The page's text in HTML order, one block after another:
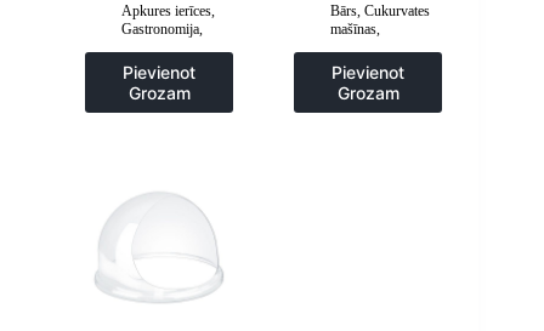
Apkures ierīces
Gastronomija
sildīšanas
plāksnes,Grila
šķīvji,Virtuve
Pievienot
Grozam
Bārs ,Cukurvates
mašīnas
Pievienot
Grozam